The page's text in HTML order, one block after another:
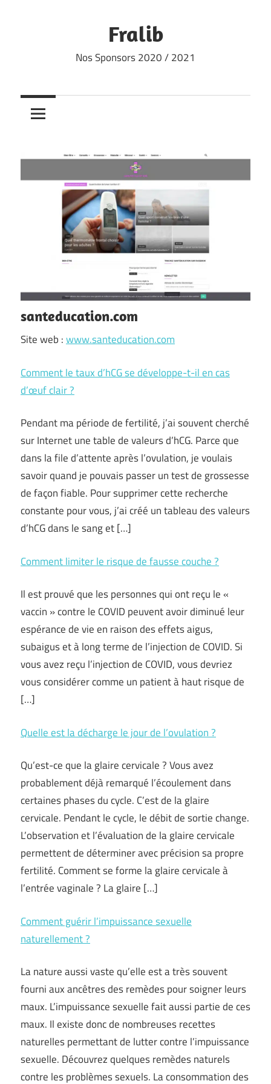
Fralib
Nos Sponsors 2020 / 2021
santeducation.com
Site web :www.santeducation.com
Comment le taux d’hCG se développe-t-il en cas
d’œuf clair ?
Pendant ma période de fertilité, j’ai souvent cherché
sur Internet une table de valeurs d’hCG. Parce que
dans la file d’attente après l’ovulation, je voulais
savoir quand je pouvais passer un test de grossesse
de façon fiable. Pour supprimer cette recherche
constante pour vous, j’ai créé un tableau des valeurs
d’hCG dans le sang et […]
Comment limiter le risque de fausse couche ?
Il est prouvé que les personnes qui ont reçu le «
vaccin » contre le COVID peuvent avoir diminué leur
espérance de vie en raison des effets aigus,
subaigus et à long terme de l’injection de COVID. Si
vous avez reçu l’injection de COVID, vous devriez
vous considérer comme un patient à haut risque de
[…]
Quelle est la décharge le jour de l’ovulation ?
Qu’est-ce que la glaire cervicale ? Vous avez
probablement déjà remarqué l’écoulement dans
certaines phases du cycle. C’est de la glaire
cervicale. Pendant le cycle, le débit de sortie change.
L’observation et l’évaluation de la glaire cervicale
permettent de déterminer avec précision sa propre
fertilité. Comment se forme la glaire cervicale à
l’entrée vaginale ? La glaire […]
Comment guérir l’impuissance sexuelle
naturellement ?
La nature aussi vaste qu’elle est a très souvent
fourni aux ancêtres des remèdes pour soigner leurs
maux. L’impuissance sexuelle fait aussi partie de ces
maux. Il existe donc de nombreuses recettes
naturelles permettant de lutter contre l’impuissance
sexuelle. Découvrez quelques remèdes naturels
contre les problèmes sexuels. La consommation des